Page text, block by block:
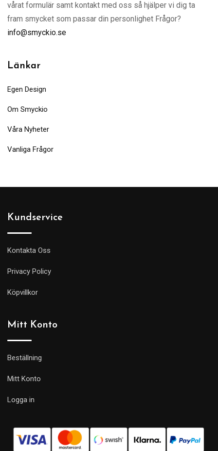
vårat formulär samt kontakt med oss så hjälper vi dig ta
fram smycket som passar din personlighet Frågor?
info@smyckio.se
Länkar
Egen Design
Om Smyckio
Våra Nyheter
Vanliga Frågor
Kundservice
Kontakta Oss
Privacy Policy
Köpvillkor
Mitt Konto
Beställning
Mitt Konto
Logga in